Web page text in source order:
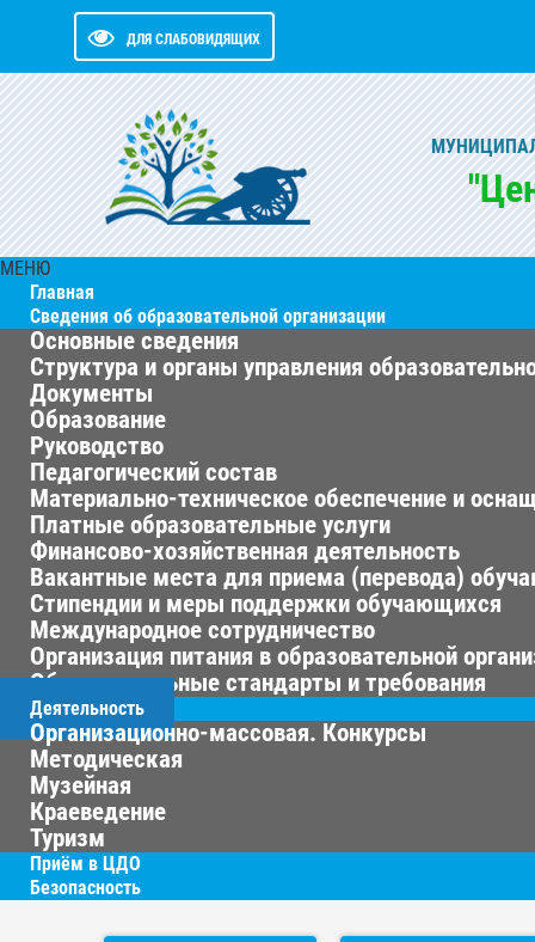
ДЛЯ СЛАБОВИДЯЩИХ
МЕНЮ
Главная
Сведения об образовательной организации
Основные сведения
Структура и органы управления
Документы
Образование
Руководство
Педагогический состав
Материально-техническое обеспечение и
Платные образовательные услуги
Финансово-хозяйственная деятельность
Вакантные места для приема (перевода)
Стипендии и меры поддержки обучающихся
Международное сотрудничество
Организация питания в образовательной
Образовательные стандарты и требования
Деятельность
Организационно-массовая. Конкурсы
Методическая
Музейная
Краеведение
Туризм
Приём в ЦДО
Безопасность